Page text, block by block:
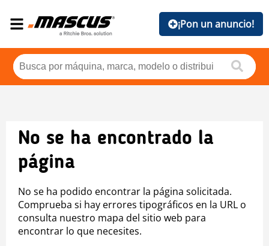
¡Pon un anuncio!
No se ha encontrado la
página
No se ha podido encontrar la página solicitada.
Comprueba si hay errores tipográficos en la URL o
consulta nuestro mapa del sitio web para
encontrar lo que necesites.